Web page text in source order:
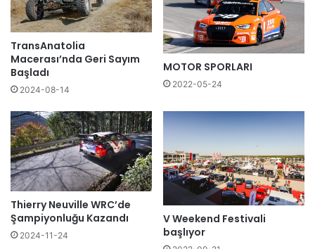
TransAnatolia
Macerası’nda Geri Sayım
Başladı
2024-08-14
MOTOR SPORLARI
2022-05-24
Thierry Neuville WRC’de
Şampiyonluğu Kazandı
2024-11-24
V Weekend Festivali
başlıyor